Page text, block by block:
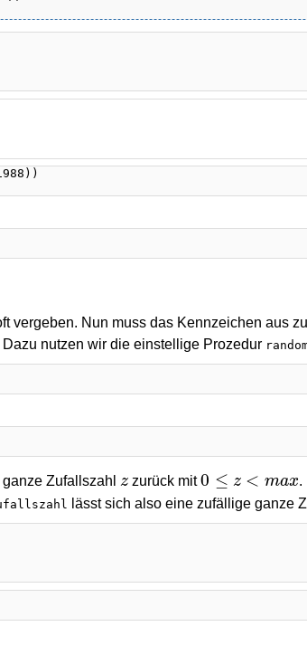
vergeben. Nun muss das Kennzeichen aus
nutzen wir die einstellige Prozedur
Zufallszahl z zurück mit0 ≤ z < max.
lässt sich also eine zufällige ganze